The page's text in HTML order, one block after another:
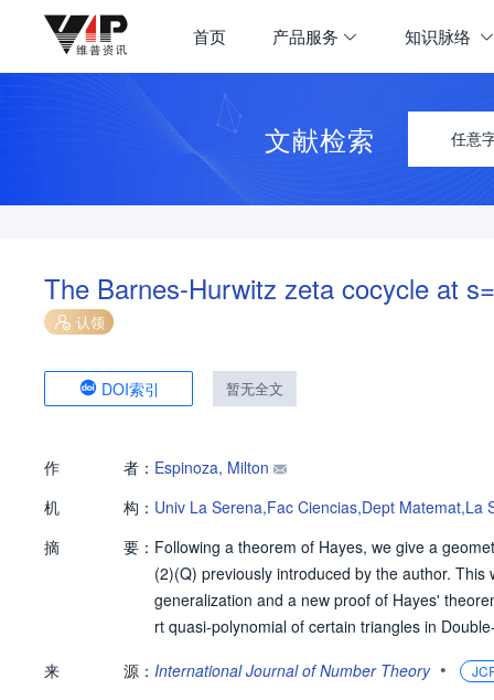
首页 产品服务 知识脉络
文献检索 任意
The Barnes-Hurwitz zeta cocycle at
认领
DOI索引 暂无全文
作 者： Espinoza, Milton
机
构： Univ La Serena,Fac Ciencias,Dept Matemat,La
摘
要： Following a theorem of Hayes, we give a
(2)(Q) previously introduced by the author.
generalization and a new proof of Hayes'
rt quasi-polynomial of certain triangles in
来
源： International Journal of Number Theory •